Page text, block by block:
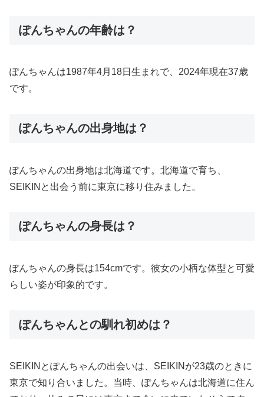
ぽんちゃんの年齢は？
ぽんちゃんは1987年4月18日生まれで、2024年現在37歳
です。
ぽんちゃんの出身地は？
ぽんちゃんの出身地は北海道です。北海道で育ち、
SEIKINと出会う前に東京に移り住みました。
ぽんちゃんの身長は？
ぽんちゃんの身長は154cmです。彼女の小柄な体型と可愛
らしい姿が印象的です。
ぽんちゃんとの馴れ初めは？
SEIKINとぽんちゃんの出会いは、SEIKINが23歳のときに
東京で知り合いました。当時、ぽんちゃんは北海道に住ん